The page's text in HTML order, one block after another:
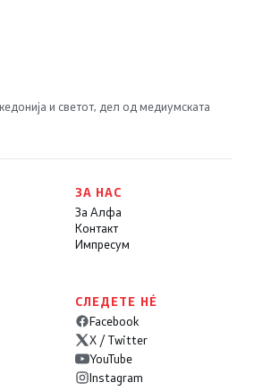
и светот, дел од медиумската
ЗА НАС
За Алфа
Контакт
Импресум
СЛЕДЕТЕ НÉ
Facebook
X / Twitter
YouTube
Instagram